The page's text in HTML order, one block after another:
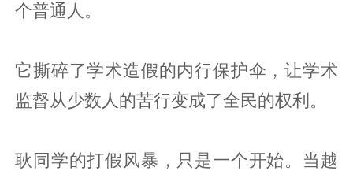
个普通人。
它撕碎了学术造假的内行保护伞，让学术
监督从少数人的苦行变成了全民的权利。
耿同学的打假风暴，只是一个开始。当越